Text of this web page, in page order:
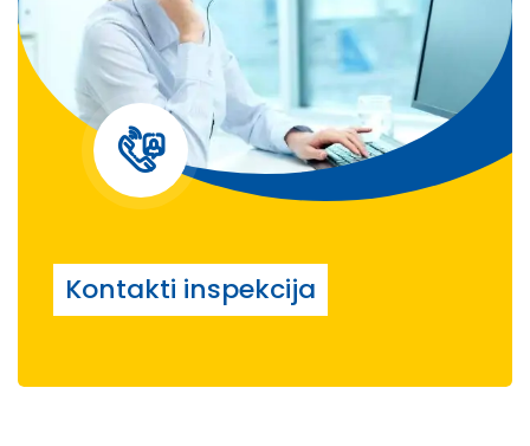
Kontakti inspekcija